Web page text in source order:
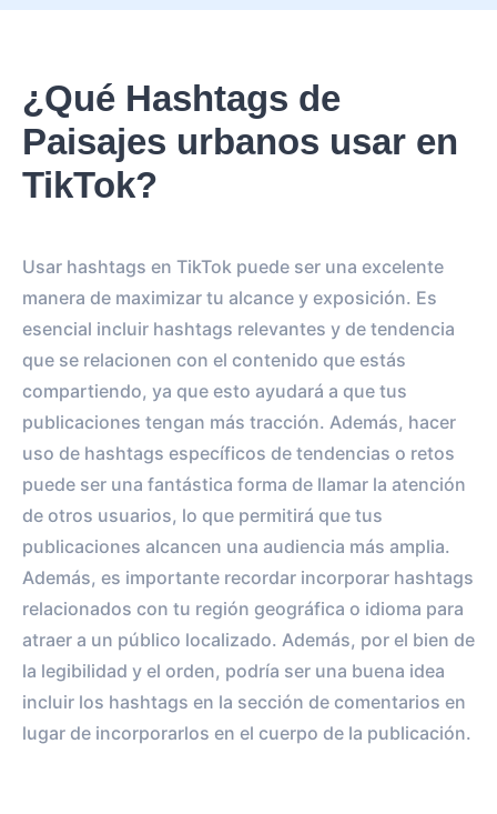
¿Qué Hashtags de
Paisajes urbanos usar en
TikTok?
Usar hashtags en TikTok puede ser una excelente
manera de maximizar tu alcance y exposición. Es
esencial incluir hashtags relevantes y de tendencia
que se relacionen con el contenido que estás
compartiendo, ya que esto ayudará a que tus
publicaciones tengan más tracción. Además, hacer
uso de hashtags específicos de tendencias o retos
puede ser una fantástica forma de llamar la atención
de otros usuarios, lo que permitirá que tus
publicaciones alcancen una audiencia más amplia.
Además, es importante recordar incorporar hashtags
relacionados con tu región geográfica o idioma para
atraer a un público localizado. Además, por el bien de
la legibilidad y el orden, podría ser una buena idea
incluir los hashtags en la sección de comentarios en
lugar de incorporarlos en el cuerpo de la publicación.